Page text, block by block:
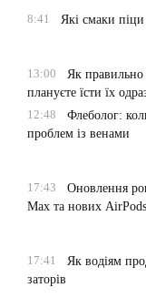
8:41
Які смаки
13:00
Як правильно
плануєте їсти їх
12:48
Флеболог:
проблем із венами
17:43
Оновлення
Max та нових AirPods
17:41
Як водіям
заторів